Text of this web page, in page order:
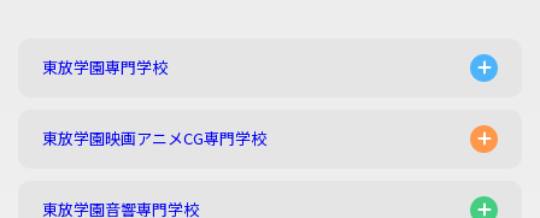
東放学園専門学校
東放学園映画アニメCG専門学校
東放学園音響専門学校